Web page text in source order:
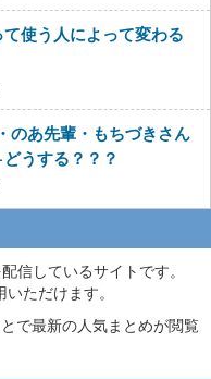
使う人によって変わる
のあ先輩・もちづきさん
うする？？？
信しているサイトです。
ただけます。
で最新の人気まとめが閲覧